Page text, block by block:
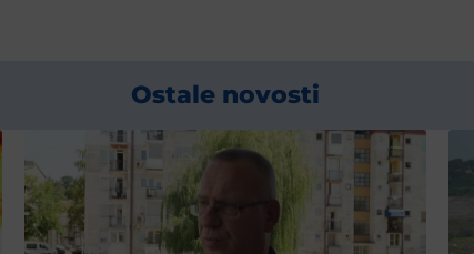
Ostale novosti